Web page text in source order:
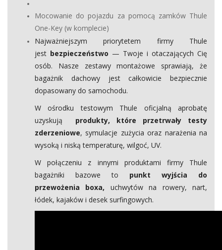
Mocowanie do pojazdu za pomocą zamków Thule
One-Key (w komplecie)
Najważniejszym priorytetem firmy Thule
jest bezpieczeństwo — Twoje i otaczających Cię
osób. Nasze zestawy montażowe sprawiają, że
bagażnik dachowy jest całkowicie bezpiecznie
dopasowany do samochodu.
W ośrodku testowym Thule oficjalną aprobatę
uzyskują produkty, które przetrwały testy
zderzeniowe, symulacje zużycia oraz narażenia na
wysoką i niską temperaturę, wilgoć, UV.
W połączeniu z innymi produktami firmy Thule
bagażniki bazowe to punkt wyjścia do
przewożenia boxa, uchwytów na rowery, nart,
łódek, kajaków i desek surfingowych.